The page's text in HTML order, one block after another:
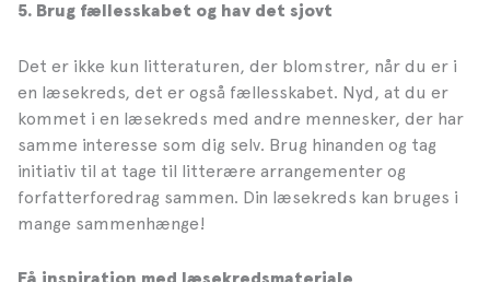
5. Brug fællesskabet og hav det sjovt
Det er ikke kun litteraturen, der blomstrer, når du er i
en læsekreds, det er også fællesskabet. Nyd, at du er
kommet i en læsekreds med andre mennesker, der har
samme interesse som dig selv. Brug hinanden og tag
initiativ til at tage til litterære arrangementer og
forfatterforedrag sammen. Din læsekreds kan bruges i
mange sammenhænge!